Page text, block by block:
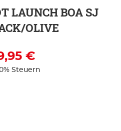
LAUNCH BOA SJ
OLIVE
€
Steuern